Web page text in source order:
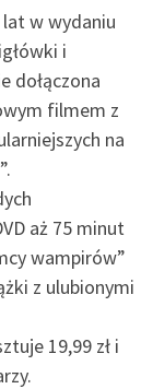
w wydaniu
i
dołączona
filmem z
na
aż 75 minut
wampirów”
z ulubionymi
19,99 zł i